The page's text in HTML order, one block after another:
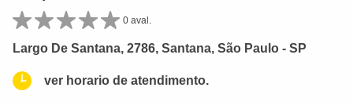
0 aval.
Largo De Santana, 2786, Santana, São Paulo - SP
ver horario de atendimento.